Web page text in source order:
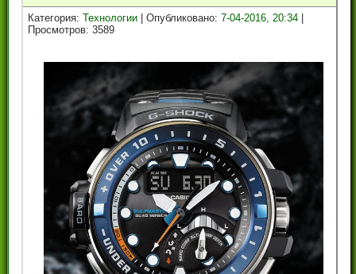
Категория:Технологии | Опубликовано:7-04-2016, 20:34
Просмотров: 3589